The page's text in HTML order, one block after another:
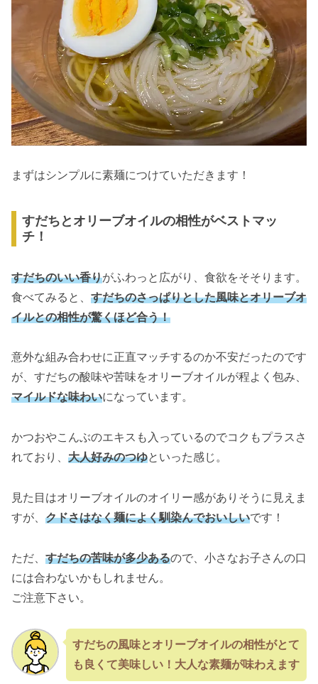
まずはシンプルに素麺につけていただきます！
すだちとオリーブオイルの相性がベストマッ
チ！
すだちのいい香りがふわっと広がり、食欲をそそります。
食べてみると、 すだちのさっぱりとした風味とオリーブオ
イルとの相性が驚くほど合う！
意外な組み合わせに正直マッチするのか不安だったのです
が、すだちの酸味や苦味をオリーブオイルが程よく包み、
マイルドな味わいになっています。
かつおやこんぶのエキスも入っているのでコクもプラスさ
れており、 大人好みのつゆといった感じ。
見た目はオリーブオイルのオイリー感がありそうに見えま
すが、 クドさはなく麺によく馴染んでおいしいです！
ただ、 すだちの苦味が多少あるので、小さなお子さんの口
には合わないかもしれません。
ご注意下さい。
すだちの風味とオリーブオイルの相性がとて
も良くて美味しい！大人な素麺が味わえます